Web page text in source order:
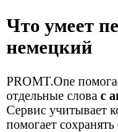
Что умеет
немецкий
PROMT.One
отдельные слова с
Сервис учитывает
помогает